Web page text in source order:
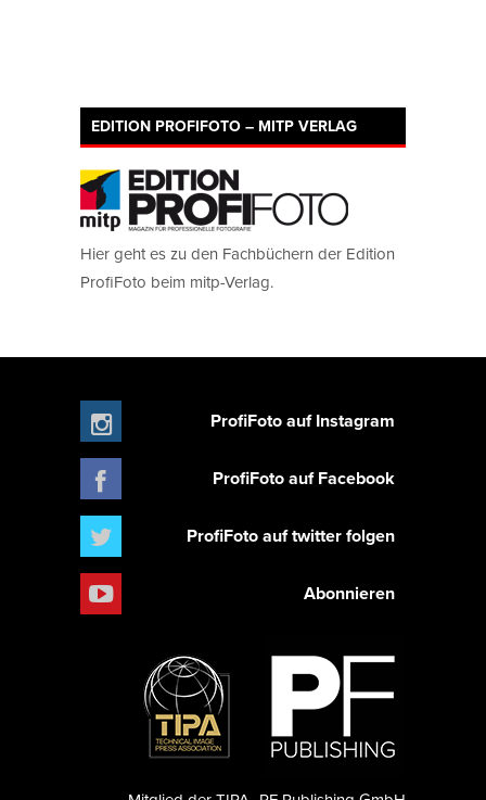
EDITION PROFIFOTO – MITP VERLAG
Hier geht es zu den Fachbüchern der Edition
ProfiFoto beim mitp-Verlag.
ProfiFoto auf Instagram
ProfiFoto auf Facebook
ProfiFoto auf twitter folgen
Abonnieren